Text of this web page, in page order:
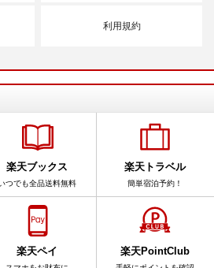
利用規約
楽天ブックス
つでも全品送料無料
楽天トラベル
簡単宿泊予約！
楽天ペイ 楽天PointClub